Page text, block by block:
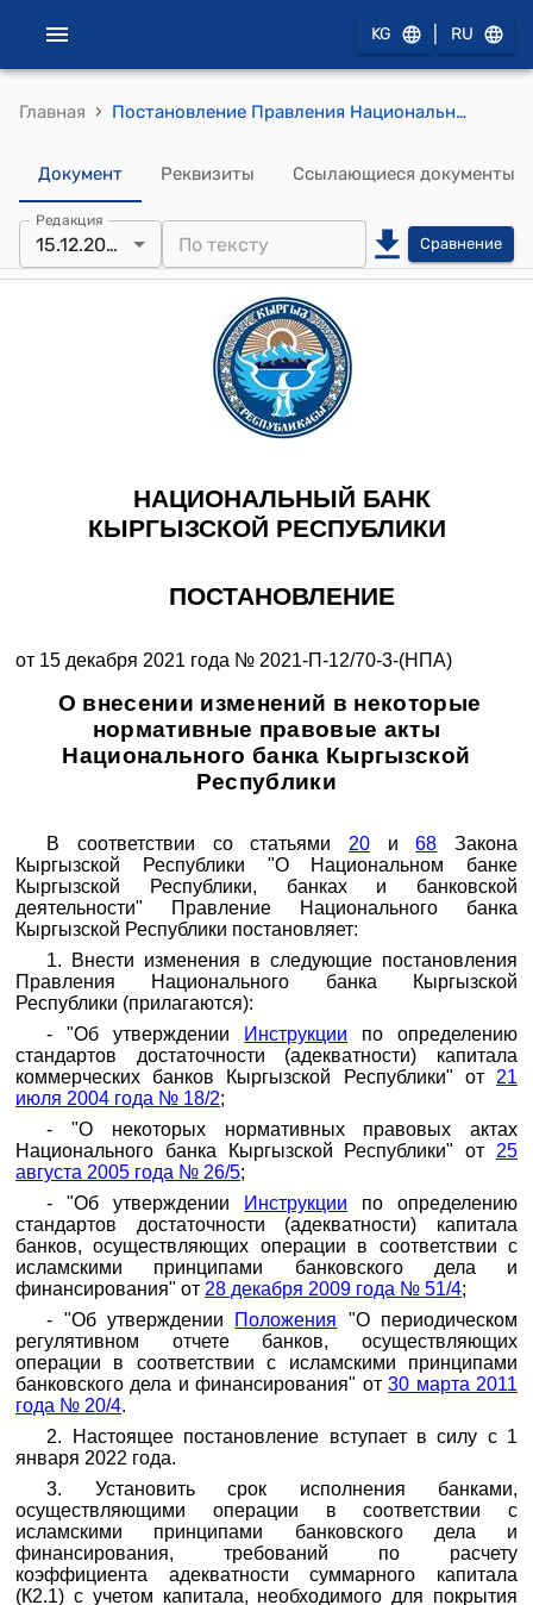
KG RU
Главная › Постановление Правления Национального банка КР от 15 декабря 2021 года № 2021-П-12/70-3-(НПА) "О внесении изменений в некоторые нормативные правовые акты Национального банка Кыргызской Республики"
Документ Реквизиты Ссылающиеся документы
Редакция
15.12.2021 Сравнение